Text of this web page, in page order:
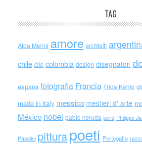
TAG
Alda Merini amore architetti
chile cile colombia design disegnatori
espana fotografia Francia Frida Kahlo
made in italy messico mestieri d' arte
México nobel pablo neruda perù Philippe
Pasolini pitturapoeti Portogallo